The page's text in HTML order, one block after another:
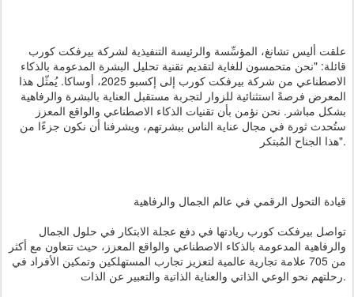
علقت أليس تشانغ، المؤسِّسة والرئيسة التنفيذية لشركة بيرفكت كورب
قائلة: "نحن متحمسون للغاية لتقديم تقنية تحليل البشرة المدعومة بالذكاء
الاصطناعي من شركة بيرفكت كورب إلى إكسبو 2025، أوساكا. يُمثّل هذا
المعرض فرصةً استثنائية للزوار لتجربة مستقبل العناية بالبشرة والرفاهية
بشكل مباشر. نحن نؤمن بأن تقنيات الذكاء الاصطناعي والواقع المعزز
ستُحدث ثورة في مجال عناية الناس ببشرتهم، ويشرفنا أن نكون جزءًا من
هذا الجناح المُبتكر".
قيادة التحول الرقمي في عالم الجمال والرفاهية
تواصل بيرفكت كورب ريادتها في دفع عجلة الابتكار في حلول الجمال
والرفاهية المدعومة بالذكاء الاصطناعي والواقع المعزز، حيث تتعاون مع أكثر
من 705 علامة تجارية عالمية لتعزيز تجارب المستهلكين وتمكين الأفراد في
رحلتهم نحو الوعي الذاتي والعناية الذاتية والتعبير عن الذات.